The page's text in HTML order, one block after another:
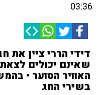
03:36
דידי הררי ציין את
שאינם יכולים
האוויר הסוער •
בשירי החג